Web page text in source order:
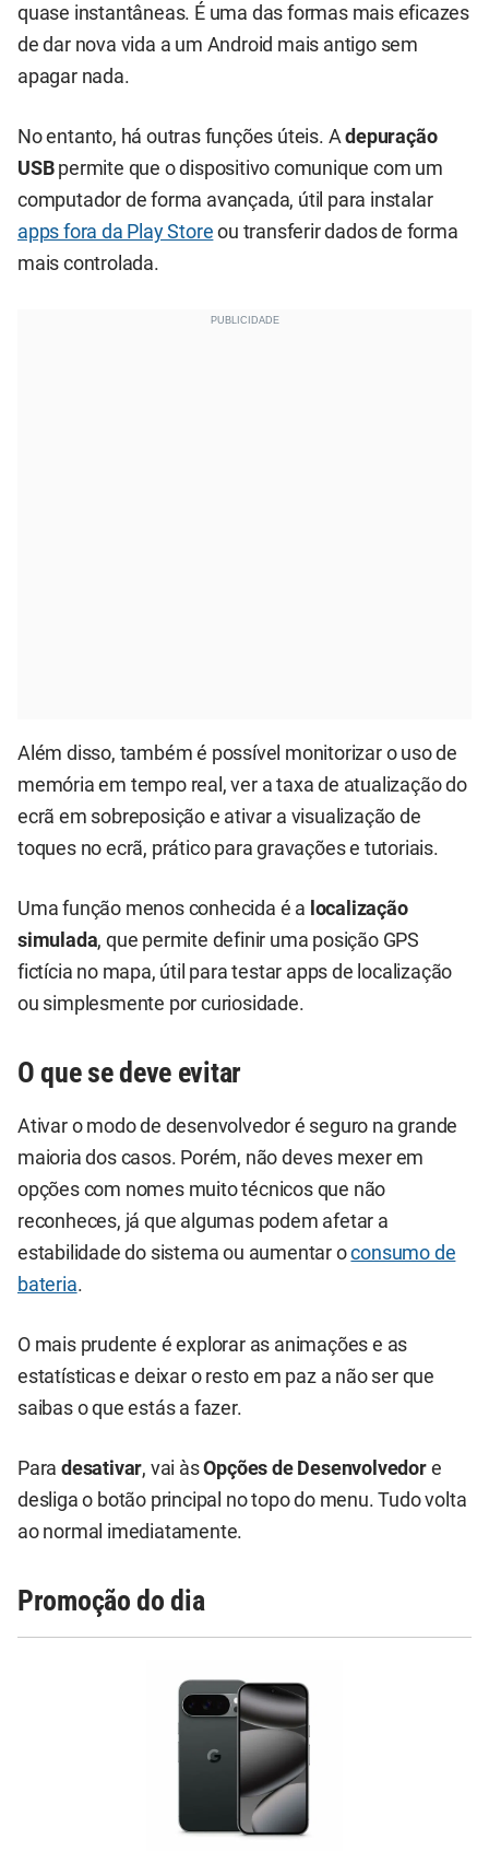
quase instantâneas. É uma das formas mais eficazes
de dar nova vida a um Android mais antigo sem
apagar nada.
No entanto, há outras funções úteis. Adepuração
USBpermite que o dispositivo comunique com um
computador de forma avançada, útil para instalar
apps fora da Play Store ou transferir dados de forma
mais controlada.
Além disso, também é possível monitorizar o uso de
memória em tempo real, ver a taxa de atualização do
ecrã em sobreposição e ativar a visualização de
toques no ecrã, prático para gravações e tutoriais.
Uma função menos conhecida é a localização
simulada, que permite definir uma posição GPS
fictícia no mapa, útil para testar apps de localização
ou simplesmente por curiosidade.
O que se deve evitar
Ativar o modo de desenvolvedor é seguro na grande
maioria dos casos. Porém, não deves mexer em
opções com nomes muito técnicos que não
reconheces, já que algumas podem afetar a
estabilidade do sistema ou aumentar oconsumo de
bateria.
O mais prudente é explorar as animações e as
estatísticas e deixar o resto em paz a não ser que
saibas o que estás a fazer.
Para desativar, vai àsOpções de Desenvolvedore
desliga o botão principal no topo do menu. Tudo volta
ao normal imediatamente.
Promoção do dia